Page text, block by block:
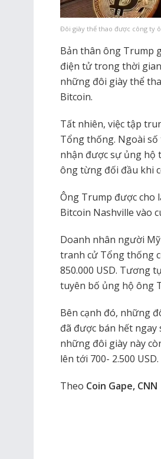
Đôi giày thể thao được công ty
Bản thân ông Trump
điện tử trong thời
những đôi giày thể
Bitcoin.
Tất nhiên, việc tập
Tổng thống. Ngoài
nhận được sự ủng hộ
ông từng đối đầu khi
Ông Trump được cho
Bitcoin Nashville vào
Doanh nhân người
tranh cử Tổng thống
850.000 USD. Tương
tuyên bố ủng hộ ông
Bên cạnh đó, những
đã được bán hết ngay
những đôi giày này
lên tới 700- 2.500 USD.
Theo Coin Gape, CNN